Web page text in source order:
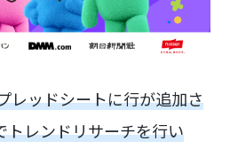
レッドシートに行が追加さ
トレンドリサーチを行い